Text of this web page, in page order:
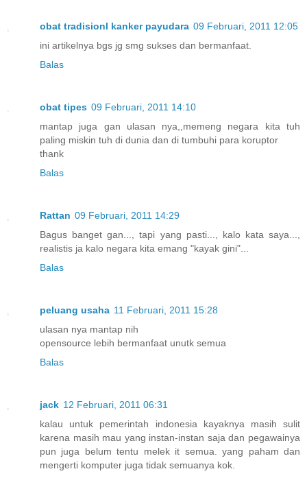
obat tradisionl kanker payudara 09 Februari, 2011 12:05
ini artikelnya bgs jg smg sukses dan bermanfaat.
Balas
obat tipes 09 Februari, 2011 14:10
mantap juga gan ulasan nya,,memeng negara kita tuh
paling miskin tuh di dunia dan di tumbuhi para koruptor
thank
Balas
Rattan 09 Februari, 2011 14:29
Bagus banget gan..., tapi yang pasti..., kalo kata saya...,
realistis ja kalo negara kita emang "kayak gini"...
Balas
peluang usaha 11 Februari, 2011 15:28
ulasan nya mantap nih
opensource lebih bermanfaat unutk semua
Balas
jack 12 Februari, 2011 06:31
kalau untuk pemerintah indonesia kayaknya masih sulit
karena masih mau yang instan-instan saja dan pegawainya
pun juga belum tentu melek it semua. yang paham dan
mengerti komputer juga tidak semuanya kok.